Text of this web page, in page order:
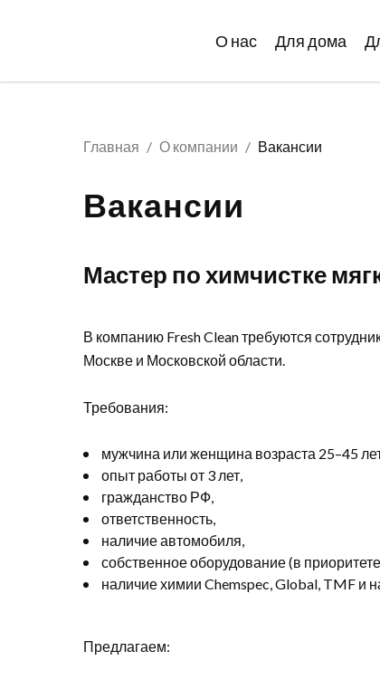
О нас Для дома
Главная О компании Вакансии
Вакансии
Мастер по химчистке
В компанию Fresh Clean требуются
Москве и Московской области.
Требования:
мужчина или женщина возраста 25–45
опыт работы от 3 лет,
гражданство РФ,
ответственность,
наличие автомобиля,
собственное оборудование (в
наличие химии Chemspec, Global, TMF и
Предлагаем: